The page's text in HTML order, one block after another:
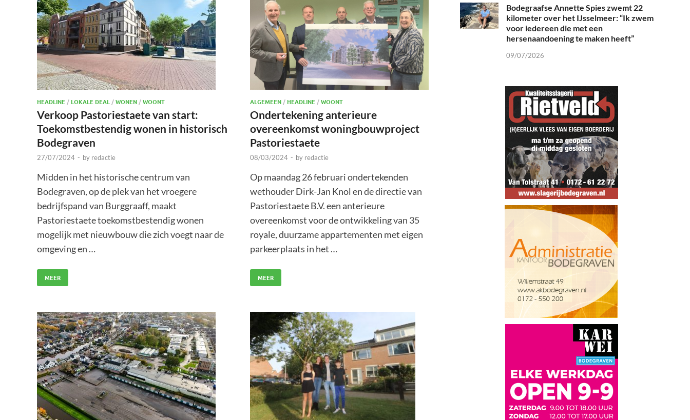
HEADLINE / LOKALE DEAL /WONEN /WOONT
Verkoop Pastoriestaete van start:
Toekomstbestendig wonen in historisch
Bodegraven
27/07/2024 - by redactie
Midden in het historische centrum van
Bodegraven, op de plek van het vroegere
bedrijfspand van Burggraaff, maakt
Pastoriestaete toekomstbestendig wonen
mogelijk met nieuwbouw die zich voegt naar de
omgeving en …
MEER
ALGEMEEN/ HEADLINE /WOONT
Ondertekening anterieure
overeenkomst woningbouwproject
Pastoriestaete
08/03/2024 - by redactie
Op maandag 26 februari ondertekenden
wethouder Dirk-Jan Knol en de directie van
Pastoriestaete B.V. een anterieure
overeenkomst voor de ontwikkeling van 35
royale, duurzame appartementen met eigen
parkeerplaats in het …
MEER
Bodegraafse Annette Spies zwemt 22
kilometer over het IJsselmeer: “Ik zwem
voor iedereen die met een
hersenaandoening te maken heeft”
09/07/2026